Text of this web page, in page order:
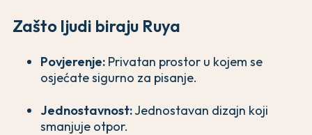
Zašto ljudi biraju Ruya
Povjerenje: Privatan prostor u kojem se
osjećate sigurno za pisanje.
Jednostavnost:Jednostavan dizajn koji
smanjuje otpor.